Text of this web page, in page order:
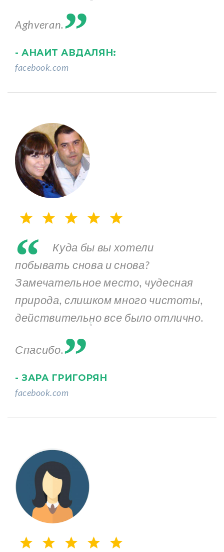
Aghveran.
- АНАИТ АВДАЛЯН:
facebook.com
“
Куда бы вы хотели
побывать снова и снова?
Замечательное место, чудесная
природа, слишком много чистоты,
действительно все было отлично.
Спасибо.„
- ЗАРА ГРИГОРЯН
facebook.com